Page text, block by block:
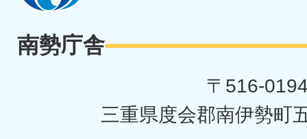
南勢庁舎
〒516-
三重県度会郡南伊勢町